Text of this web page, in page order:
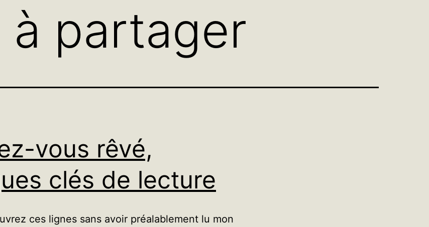
à partager
vous rêvé,
clés de lecture
ces lignes sans avoir préalablement lu mon